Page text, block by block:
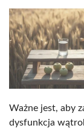
Ważne jest, aby
dysfunkcja